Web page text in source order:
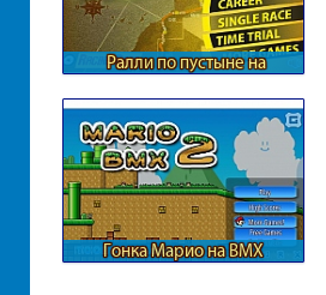
Ралли по пустыне на
Гонка Марио на BMX